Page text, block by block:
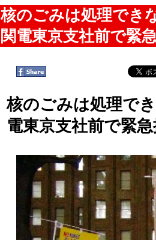
核のごみは処理でき
関電東京支社前で緊
核のごみは処理で
電東京支社前で緊